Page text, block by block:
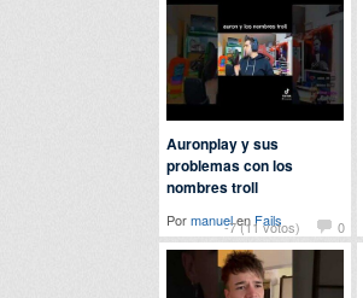
-7 (11 votos) 0
Auronplay y sus
problemas con los
nombres troll
Pormanuelen Fails